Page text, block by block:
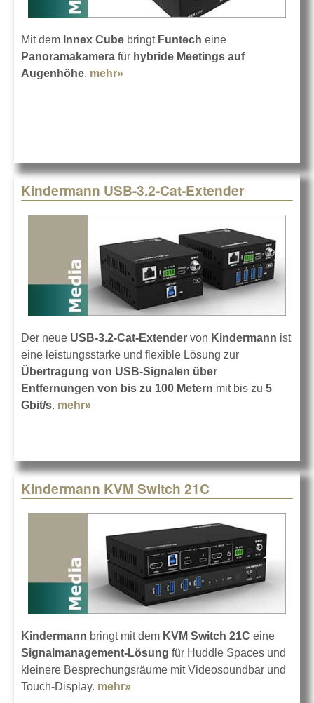
Mit dem Innex Cube bringt Funtech eine
Panoramakamera für hybride Meetings auf
Augenhöhe. mehr»
Kindermann USB-3.2-Cat-Extender
Der neue USB-3.2-Cat-Extender von Kindermann ist
eine leistungsstarke und flexible Lösung zur
Übertragung von USB-Signalen über
Entfernungen von bis zu 100 Metern mit bis zu 5
Gbit/s. mehr»
Kindermann KVM Switch 21C
Kindermann bringt mit dem KVM Switch 21C eine
Signalmanagement-Lösung für Huddle Spaces und
kleinere Besprechungsräume mit Videosoundbar und
Touch-Display. mehr»